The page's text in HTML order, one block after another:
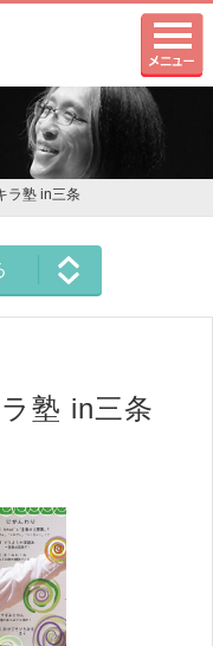
ラ塾 in三条
塾 in三条